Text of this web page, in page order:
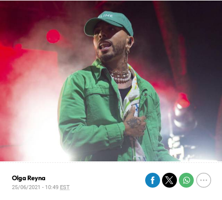
Olga Reyna
25/06/2021 - 10:49 EST